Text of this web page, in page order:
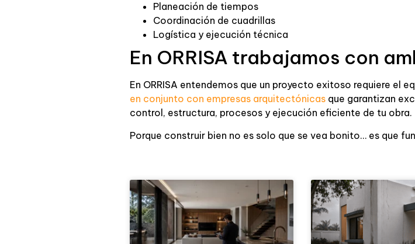
Planeación de tiempos
Coordinación de cuadrillas
Logística y ejecución técnica
En ORRISA trabajamos con
En ORRISA entendemos que un proyecto exitoso requiere el
en conjunto con empresas arquitectónicas que garantizan
control, estructura, procesos y ejecución eficiente de tu obra.
Porque construir bien no es solo que se vea bonito… es que